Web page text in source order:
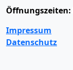
Öffnungszeiten:
Impressum
Datenschutz